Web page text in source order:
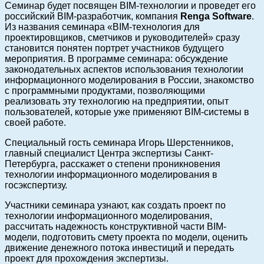
Семинар будет посвящен BIM-технологии и проведет его
российский BIM-разработчик, компания Renga Software.
Из названия семинара «BIM-технология для
проектировщиков, сметчиков и руководителей» сразу
становится понятен портрет участников будущего
мероприятия. В программе семинара: обсуждение
законодательных аспектов использования технологии
информационного моделирования в России, знакомство
с программными продуктами, позволяющими
реализовать эту технологию на предприятии, опыт
пользователей, которые уже применяют BIM-системы в
своей работе.
Специальный гость семинара Игорь Шерстенников,
главный специалист Центра экспертизы Санкт-
Петербурга, расскажет о степени проникновения
технологии информационного моделирования в
госэкспертизу.
Участники семинара узнают, как создать проект по
технологии информационного моделирования,
рассчитать надежность конструктивной части BIM-
модели, подготовить смету проекта по модели, оценить
движение денежного потока инвестиций и передать
проект для прохождения экспертизы.